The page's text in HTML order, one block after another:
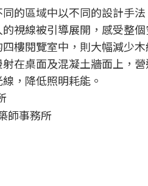
的區域中以不同的設計手
視線被引導展開，感受整
樓閱覽室中，則大幅減少
在桌面及混凝土牆面上，
，降低照明耗能。
師事務所